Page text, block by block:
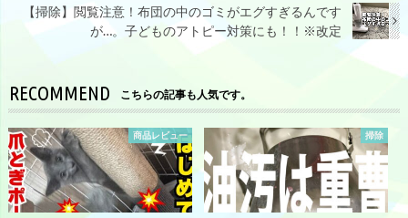
【掃除】閲覧注意！布団の中のゴミがエグすぎるんです
が…。子どものアトピー対策にも！！※改定
RECOMMEND こちらの記事も人気です。
商品レビュー 掃除